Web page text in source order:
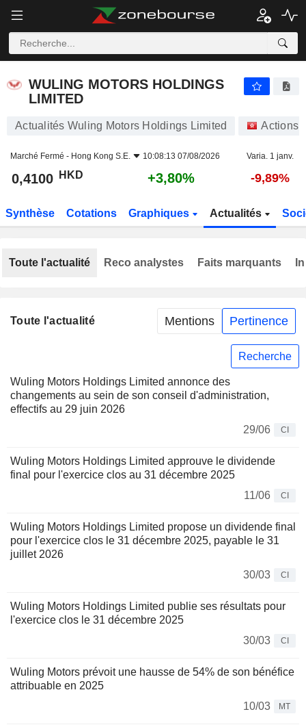
WULING MOTORS HOLDINGS
LIMITED
Actualités Wuling Motors Holdings Limited Actions
Marché Fermé - Hong Kong S.E. 10:08:13 07/08/2026 Varia. 1 janv.
0,4100 HKD +3,80% -9,89%
Synthèse Cotations Graphiques Actualités
Toute l'actualité Mentions Pertinence
Recherche
Wuling Motors Holdings Limited annonce des
changements au sein de son conseil d'administration,
effectifs au 29 juin 2026
29/06
CI
Wuling Motors Holdings Limited approuve le dividende
final pour l'exercice clos au 31 décembre 2025
11/06
CI
Wuling Motors Holdings Limited propose un dividende final
pour l'exercice clos le 31 décembre 2025, payable le 31
juillet 2026
30/03
CI
Wuling Motors Holdings Limited publie ses résultats pour
l'exercice clos le 31 décembre 2025
30/03
CI
Wuling Motors prévoit une hausse de 54% de son bénéfice
attribuable en 2025
10/03
MT
Toute l'actualité Reco analystes Faits marquants